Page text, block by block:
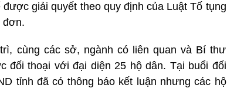
giải quyết theo quy định của Luật Tố tụng
đơn.
cùng các sở, ngành có liên quan và Bí thư
đối thoại với đại diện 25 hộ dân. Tại buổi đối
tỉnh đã có thông báo kết luận nhưng các hộ